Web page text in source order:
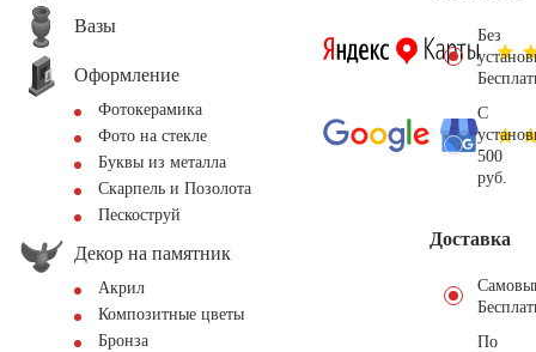
Вазы
Оформление
Фотокерамика
Фото на стекле
Буквы из металла
Скарпель и Позолота
Пескоструй
Декор на памятник
Акрил
Композитные цветы
Бронза
Без
С
500
руб.
Доставка
По